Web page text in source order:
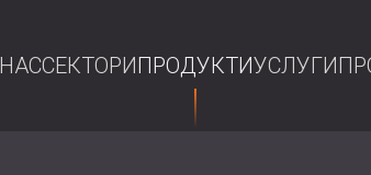
СЕКТОРИПРОДУКТИУСЛУГИ